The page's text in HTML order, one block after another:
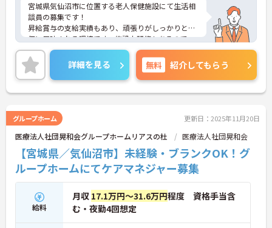
宮城県気仙沼市に位置する老人保健施設にて生活相
談員の募集です！
昇給賞与の支給実績もあり、頑張りがしっかりと評
価に反映される環境です。施設内研修もあるので、
働きながらスキルアップを目指せます♪ご興味ある
方には、面接対策ポイントなど、さらに詳細をお話
しいたしますのでお気軽にご相談ください！
詳細を見る 無料 紹介してもらう
グループホーム 更新日：2025年11月20日
医療法人社団晃和会グループホームリアスの杜 医療法人社団晃和会
【宮城県／気仙沼市】未経験・ブランクOK！グ
ループホームにてケアマネジャー募集
給料
月収 17.1万円～31.6万円程度 資格手当含
む・夜勤4回想定